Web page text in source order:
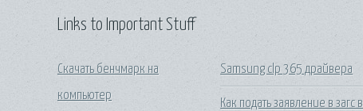
Links to Important Stuff
Скачать бенчмарк на
компьютер
Samsung clp 365 драйвера
Как подать заявление в загс в